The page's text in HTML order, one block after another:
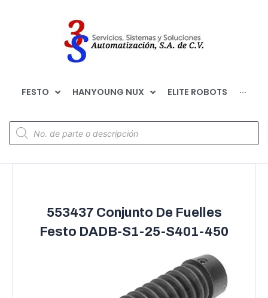
FESTO HANYOUNG NUX ELITE ROBOTS ···
553437 Conjunto De Fuelles
Festo DADB-S1-25-S401-450